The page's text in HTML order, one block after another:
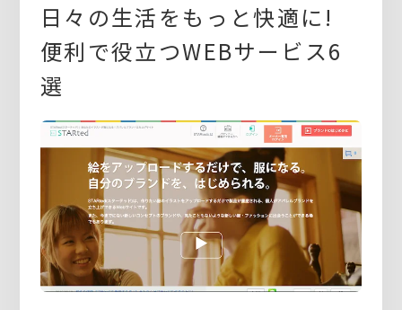
日々の生活をもっと快適に!
便利で役立つWEBサービス6
選